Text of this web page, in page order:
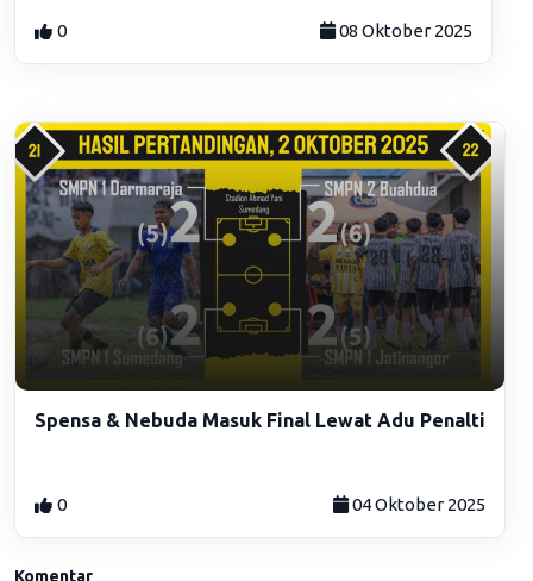
0 08 Oktober 2025
Spensa & Nebuda Masuk Final Lewat Adu Penalti
0 04 Oktober 2025
Komentar